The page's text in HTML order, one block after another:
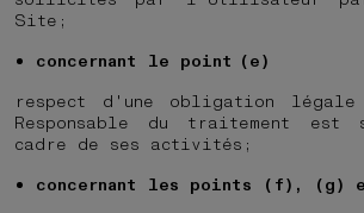
Site;
concernant le point (e)
respect d'une obligation
Responsable du traitement est
cadre de ses activités;
concernant les points (f), (g)